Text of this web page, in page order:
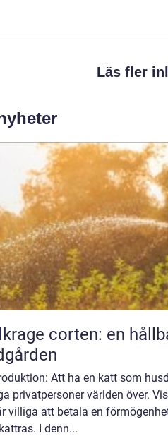
Läs fler
corten: en
Att ha en katt som
privatpersoner världen över.
villiga att betala en
I denn...